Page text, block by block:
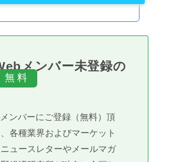
メンバー未登録の
ンバーにご登録（無料）頂
各種業界およびマーケット
ュースレターやメールマガ